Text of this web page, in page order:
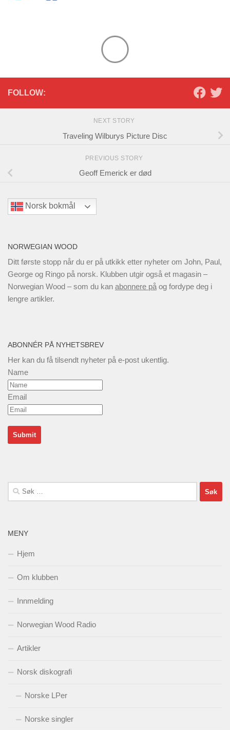
FOLLOW:
NEXT STORY
Traveling Wilburys Picture Disc
PREVIOUS STORY
Geoff Emerick er død
Norsk bokmål
NORWEGIAN WOOD
Ditt første stopp når du er på utkikk etter nyheter om John, Paul,
George og Ringo på norsk. Klubben utgir også et magasin –
Norwegian Wood – som du kan abonnere påog fordype deg i
lengre artikler.
ABONNÉR PÅ NYHETSBREV
Her kan du få tilsendt nyheter på e-post ukentlig.
Name
Email
Søk
etter:
MENY
Hjem
Om klubben
Innmelding
Norwegian Wood Radio
Artikler
Norsk diskografi
Norske LPer
Norske singler